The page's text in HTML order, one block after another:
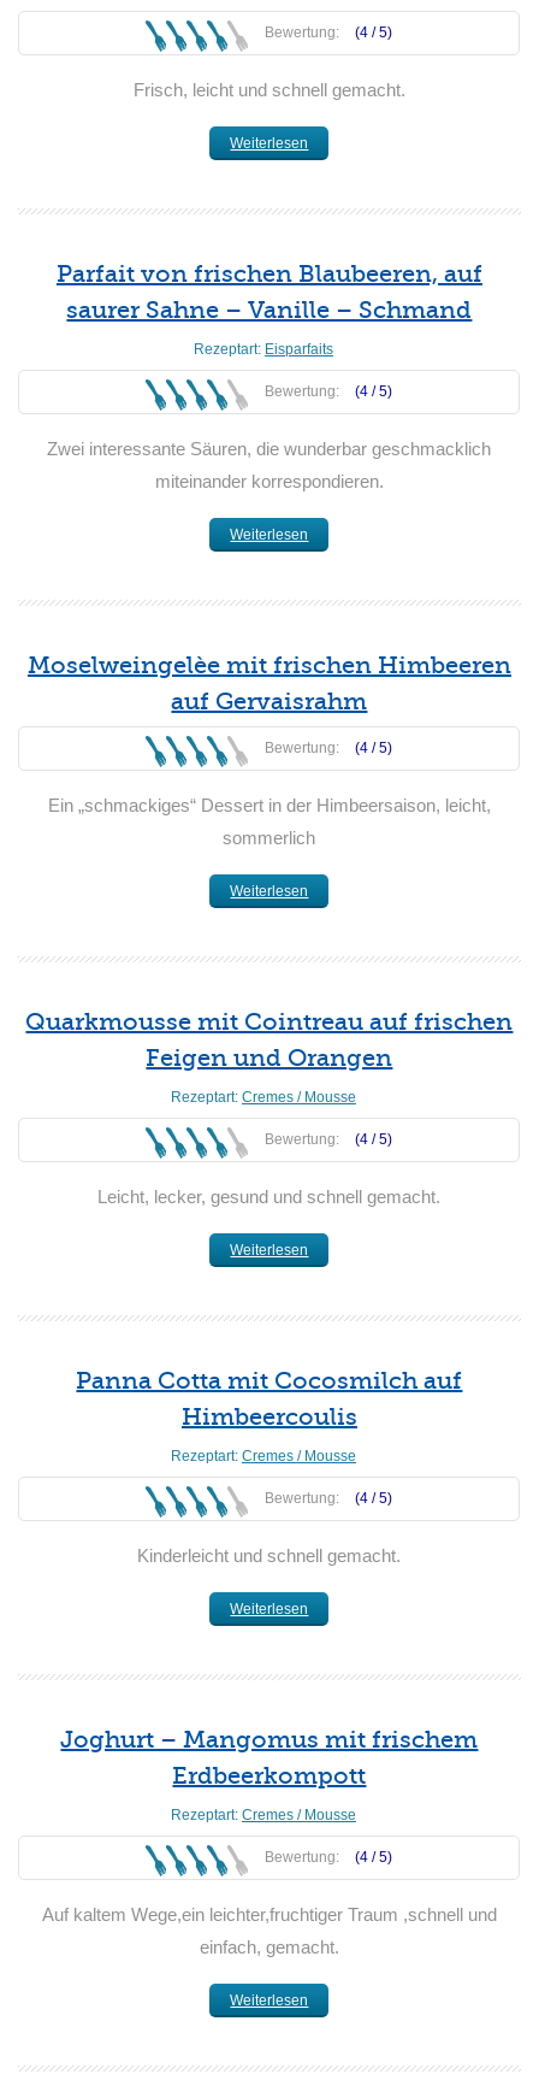
Bewertung: (4 /5)
Frisch, leicht und schnell gemacht.
Weiterlesen
Parfait von frischen Blaubeeren, auf
saurer Sahne – Vanille – Schmand
Rezeptart: Eisparfaits
Bewertung: (4 /5)
Zwei interessante Säuren, die wunderbar geschmacklich
miteinander korrespondieren.
Weiterlesen
Moselweingelèe mit frischen Himbeeren
auf Gervaisrahm
Bewertung: (4 /5)
Ein „schmackiges“ Dessert in der Himbeersaison, leicht,
sommerlich
Weiterlesen
Quarkmousse mit Cointreau auf frischen
Feigen und Orangen
Rezeptart: Cremes / Mousse
Bewertung: (4 /5)
Leicht, lecker, gesund und schnell gemacht.
Weiterlesen
Panna Cotta mit Cocosmilch auf
Himbeercoulis
Rezeptart: Cremes / Mousse
Bewertung: (4 /5)
Kinderleicht und schnell gemacht.
Weiterlesen
Joghurt – Mangomus mit frischem
Erdbeerkompott
Rezeptart: Cremes / Mousse
Bewertung: (4 /5)
Auf kaltem Wege,ein leichter,fruchtiger Traum ,schnell und
einfach, gemacht.
Weiterlesen